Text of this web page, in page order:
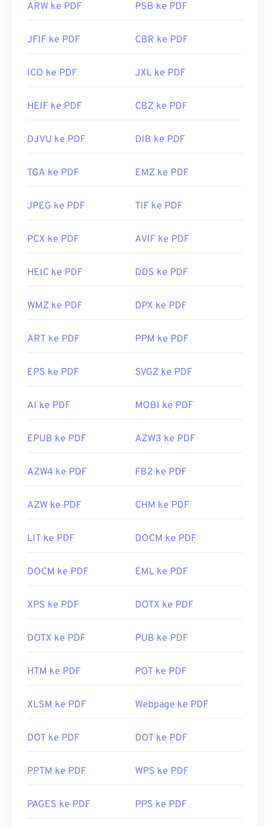
ARW ke PDF PSB ke PDF
JFIF ke PDF CBR ke PDF
ICO ke PDF JXL ke PDF
HEIF ke PDF CBZ ke PDF
DJVU ke PDF DIB ke PDF
TGA ke PDF EMZ ke PDF
JPEG ke PDF TIF ke PDF
PCX ke PDF AVIF ke PDF
HEIC ke PDF DDS ke PDF
WMZ ke PDF DPX ke PDF
ART ke PDF PPM ke PDF
EPS ke PDF SVGZ ke PDF
AI ke PDF MOBI ke PDF
EPUB ke PDF AZW3 ke PDF
AZW4 ke PDF FB2 ke PDF
AZW ke PDF CHM ke PDF
LIT ke PDF DOCM ke PDF
DOCM ke PDF EML ke PDF
XPS ke PDF DOTX ke PDF
DOTX ke PDF PUB ke PDF
HTM ke PDF POT ke PDF
XLSM ke PDF Webpage ke PDF
DOT ke PDF DOT ke PDF
PPTM ke PDF WPS ke PDF
PAGES ke PDF PPS ke PDF